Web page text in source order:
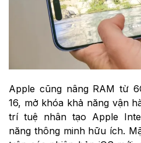
Apple cũng nâng RAM từ
16, mở khóa khả năng vận
trí tuệ nhân tạo Apple
năng thông minh hữu ích.